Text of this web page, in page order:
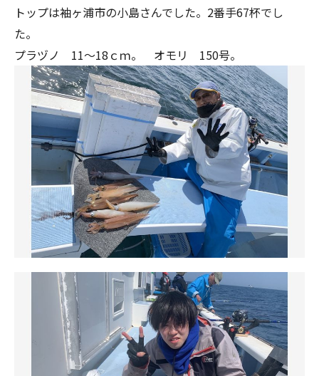
トップは袖ヶ浦市の小島さんでした。2番手67杯でし
た。
プラヅノ 11～18ｃｍ。 オモリ 150号。